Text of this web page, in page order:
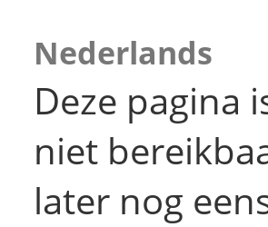
Nederlands
Deze pagina
niet
later nog